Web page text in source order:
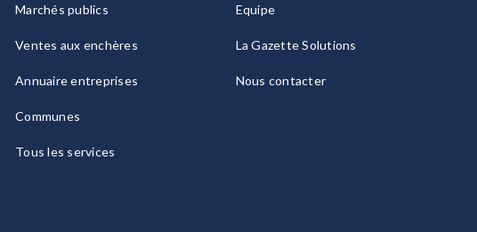
Marchés publics
Ventes aux enchères
Annuaire entreprises
Communes
Tous les services
Equipe
La Gazette Solutions
Nous contacter